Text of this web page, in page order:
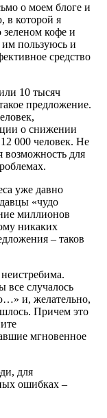
о моем блоге и
в которой я
кофе и
им пользуюсь и
средство
10 тысяч
предложение.
о снижении
000 человек. Не
возможность для
уже давно
«чудо
миллионов
никаких
– таков
все случалось
и, желательно,
Причем это
мгновенное
для
ошибках –